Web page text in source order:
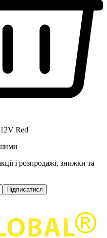
Red
і розпродажі, знижки та
Підписатися